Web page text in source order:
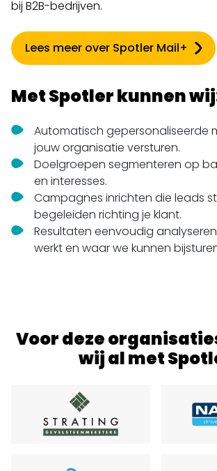
bij B2B-bedrijven.
Lees meer over Spotler Mail+
Met Spotler kunnen
Automatisch gepersonaliseerde
jouw organisatie versturen.
Doelgroepen segmenteren op
en interesses.
Campagnes inrichten die leads
begeleiden richting je klant.
Resultaten eenvoudig
werkt en waar we kunnen
Voor deze
wij al met